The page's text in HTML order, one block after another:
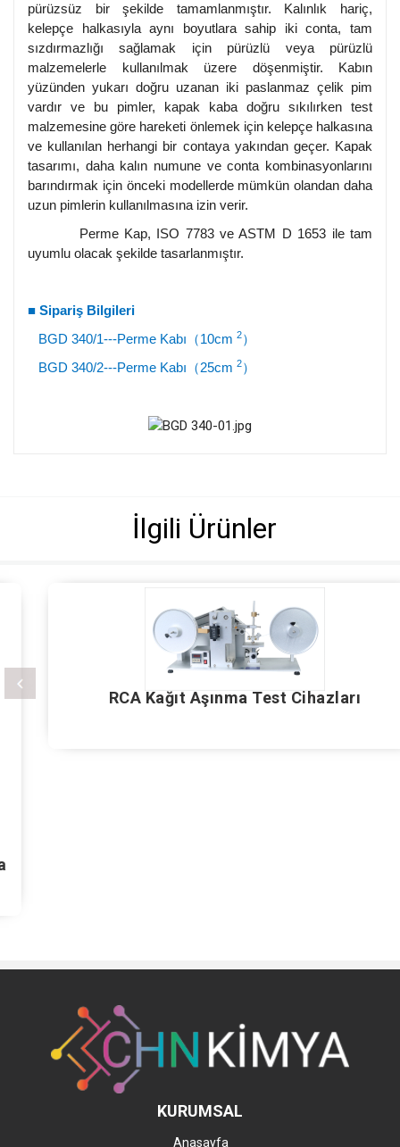
pürüzsüz bir şekilde tamamlanmıştır. Kalınlık hariç,
kelepçe halkasıyla aynı boyutlara sahip iki conta, tam
sızdırmazlığı sağlamak için pürüzlü veya pürüzlü
malzemelerle kullanılmak üzere döşenmiştir. Kabın
yüzünden yukarı doğru uzanan iki paslanmaz çelik pim
vardır ve bu pimler, kapak kaba doğru sıkılırken test
malzemesine göre hareketi önlemek için kelepçe halkasına
ve kullanılan herhangi bir contaya yakından geçer. Kapak
tasarımı, daha kalın numune ve conta kombinasyonlarını
barındırmak için önceki modellerde mümkün olandan daha
uzun pimlerin kullanılmasına izin verir.
Perme Kap, ISO 7783 ve ASTM D 1653 ile tam
uyumlu olacak şekilde tasarlanmıştır.
■ Sipariş Bilgileri
BGD 340/1---Perme Kabı（10cm 2）
BGD 340/2---Perme Kabı（25cm 2）
İlgili Ürünler
RCA Kağıt Aşınma Test Cihazları
KURUMSAL
Anasayfa